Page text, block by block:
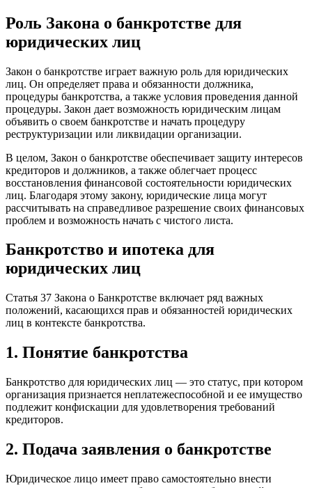
Роль Закона о банкротстве для
юридических лиц
Закон о банкротстве играет важную роль для юридических
лиц. Он определяет права и обязанности должника,
процедуры банкротства, а также условия проведения данной
процедуры. Закон дает возможность юридическим лицам
объявить о своем банкротстве и начать процедуру
реструктуризации или ликвидации организации.
В целом, Закон о банкротстве обеспечивает защиту интересов
кредиторов и должников, а также облегчает процесс
восстановления финансовой состоятельности юридических
лиц. Благодаря этому закону, юридические лица могут
рассчитывать на справедливое разрешение своих финансовых
проблем и возможность начать с чистого листа.
Банкротство и ипотека для
юридических лиц
Статья 37 Закона о Банкротстве включает ряд важных
положений, касающихся прав и обязанностей юридических
лиц в контексте банкротства.
1. Понятие банкротства
Банкротство для юридических лиц — это статус, при котором
организация признается неплатежеспособной и ее имущество
подлежит конфискации для удовлетворения требований
кредиторов.
2. Подача заявления о банкротстве
Юридическое лицо имеет право самостоятельно внести